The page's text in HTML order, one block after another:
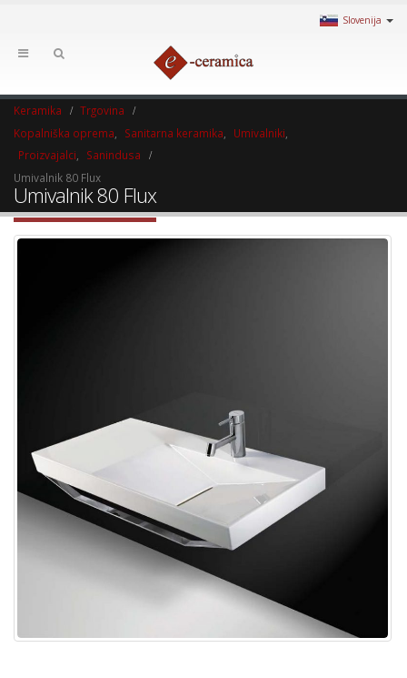
Slovenija
Keramika
Trgovina
Kopalniška oprema
Sanitarna keramika Umivalniki
Proizvajalci
Sanindusa
Umivalnik 80 Flux
Umivalnik 80 Flux